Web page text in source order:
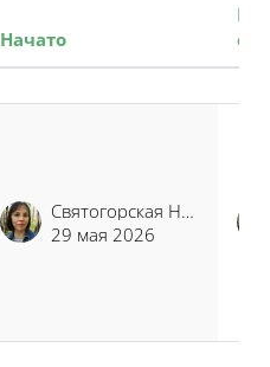
Начато
Святогорская Наталья Владимировна
29 мая 2026